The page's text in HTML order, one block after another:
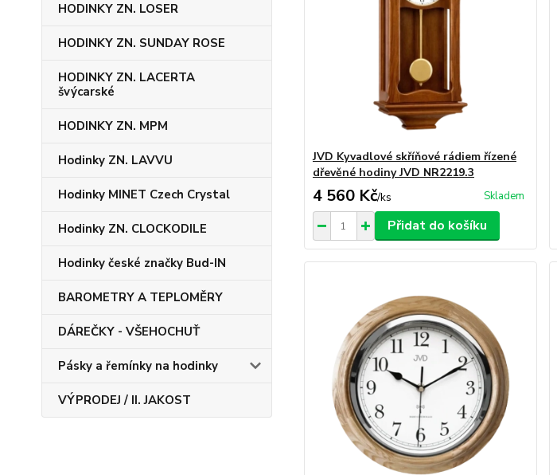
HODINKY ZN. LOSER
HODINKY ZN. SUNDAY ROSE
HODINKY ZN. LACERTA
švýcarské
HODINKY ZN. MPM
Hodinky ZN. LAVVU
Hodinky MINET Czech Crystal
Hodinky ZN. CLOCKODILE
Hodinky české značky Bud-IN
BAROMETRY A TEPLOMĚRY
DÁREČKY - VŠEHOCHUŤ
Pásky a řemínky na hodinky
VÝPRODEJ / II. JAKOST
JVD Kyvadlové skříňové rádiem řízené
dřevěné hodiny JVD NR2219.3
4 560 Kč/ks Skladem
Přidat do košíku